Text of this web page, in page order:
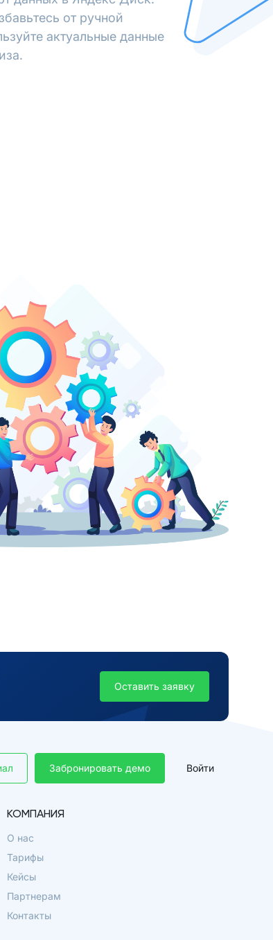
от ручной
актуальные данные
Оставить заявку
Забронировать демо Войти
КОМПАНИЯ
О нас
Тарифы
Кейсы
Партнерам
Контакты